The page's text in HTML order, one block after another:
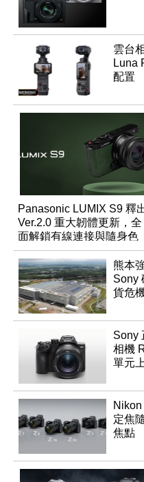
雲台
Luna
配置
Panasonic LUMIX S9 釋
Ver.2.0 重大韌體更新，全
面解鎖有線連接與隨身色
調編輯
熊本
Sony
貨危
Sony
相機
單元
定焦
焦點